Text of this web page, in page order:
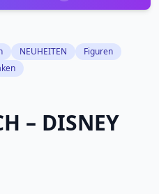
NEUHEITEN
Figuren
– DISNEY